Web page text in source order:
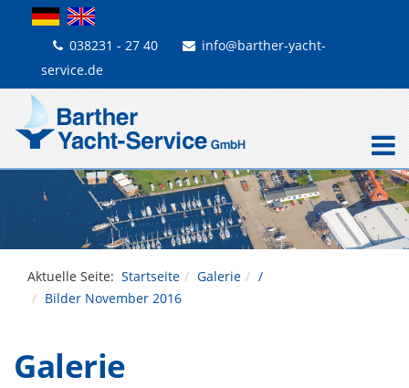
038231 - 27 40
info@barther-yacht-
service.de
Aktuelle Seite: Startseite Galerie
/
Bilder November 2016
Galerie